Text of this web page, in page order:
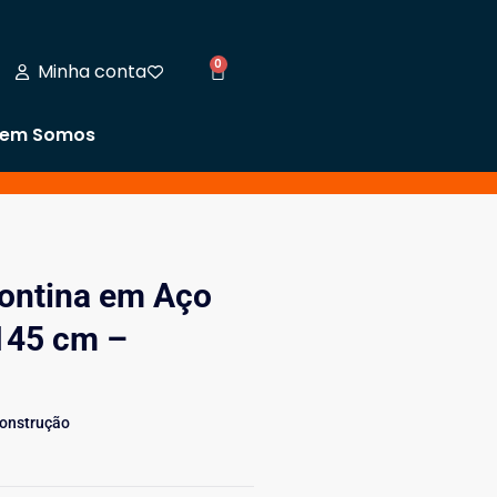
Minha conta 0
Somos
em Aço
cm –